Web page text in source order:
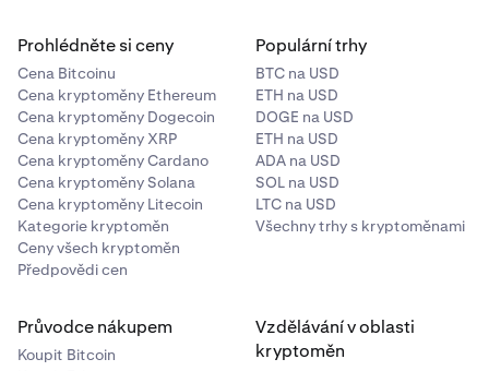
Prohlédněte si ceny
Cena Bitcoinu
Cena kryptoměny Ethereum
Cena kryptoměny Dogecoin
Cena kryptoměny XRP
Cena kryptoměny Cardano
Cena kryptoměny Solana
Cena kryptoměny Litecoin
Kategorie kryptoměn
Ceny všech kryptoměn
Předpovědi cen
Populární trhy
BTC na USD
ETH na USD
DOGE na USD
ETH na USD
ADA na USD
SOL na USD
LTC na USD
Všechny trhy s kryptoměnami
Průvodce nákupem
Koupit Bitcoin
Vzdělávání v oblasti
kryptoměn